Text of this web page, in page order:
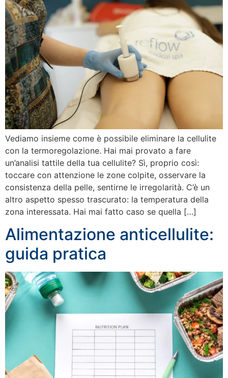
Vediamo insieme come è possibile eliminare la cellulite
con la termoregolazione. Hai mai provato a fare
un’analisi tattile della tua cellulite? Sì, proprio così:
toccare con attenzione le zone colpite, osservare la
consistenza della pelle, sentirne le irregolarità. C’è un
altro aspetto spesso trascurato: la temperatura della
zona interessata. Hai mai fatto caso se quella […]
Alimentazione anticellulite:
guida pratica